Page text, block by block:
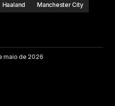
Haaland
Manchester City
maio de 2026